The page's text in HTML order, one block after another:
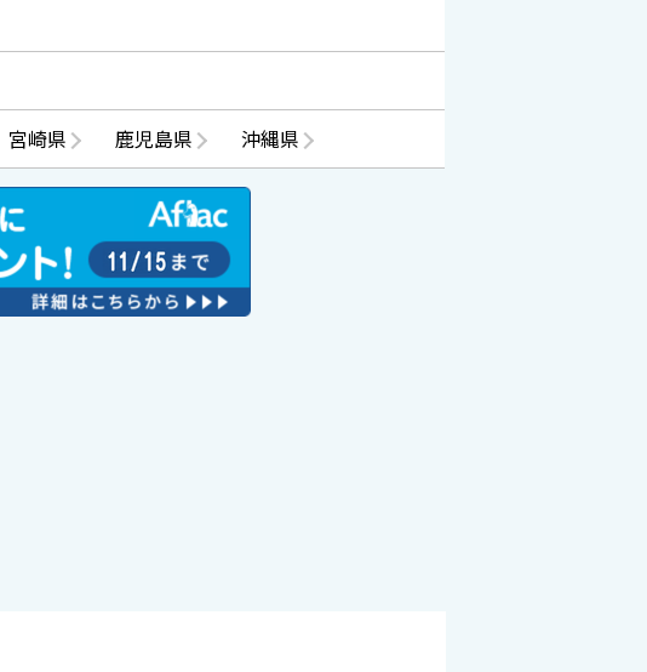
宮崎県 鹿児島県 沖縄県